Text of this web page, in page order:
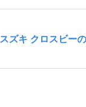
スズキ クロスビー